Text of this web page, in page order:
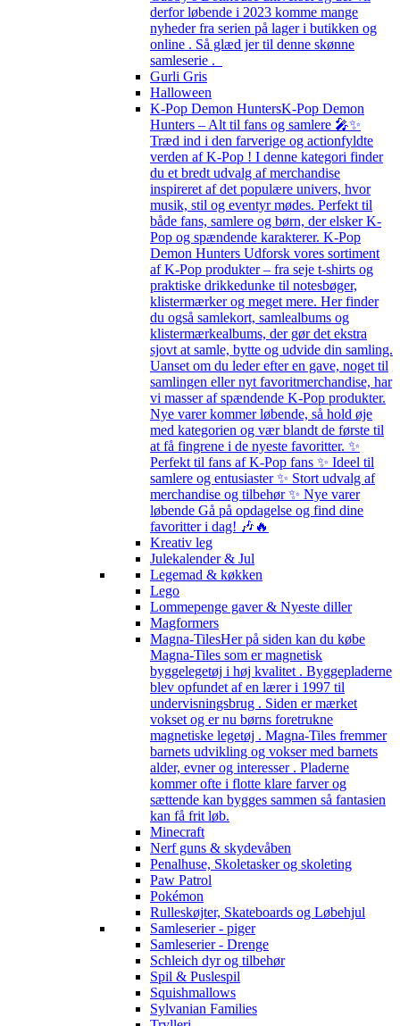
derfor løbende i 2023 komme mange
nyheder fra serien på lager i butikken og
online . Så glæd jer til denne skønne
samleserie .
Gurli Gris
Halloween
K-Pop Demon HuntersK-Pop Demon
Hunters – Alt til fans og samlere 🎤✨
Træd ind i den farverige og actionfyldte
verden af K-Pop ! I denne kategori finder
du et bredt udvalg af merchandise
inspireret af det populære univers, hvor
musik, stil og eventyr mødes. Perfekt til
både fans, samlere og børn, der elsker K-
Pop og spændende karakterer. K-Pop
Demon Hunters Udforsk vores sortiment
af K-Pop produkter – fra seje t-shirts og
praktiske drikkedunke til notesbøger,
klistermærker og meget mere. Her finder
du også samlekort, samlealbums og
klistermærkealbums, der gør det ekstra
sjovt at samle, bytte og udvide din samling.
Uanset om du leder efter en gave, noget til
samlingen eller nyt favoritmerchandise, har
vi masser af spændende K-Pop produkter.
Nye varer kommer løbende, så hold øje
med kategorien og vær blandt de første til
at få fingrene i de nyeste favoritter. ✨
Perfekt til fans af K-Pop fans ✨ Ideel til
samlere og entusiaster ✨ Stort udvalg af
merchandise og tilbehør ✨ Nye varer
løbende Gå på opdagelse og find dine
favoritter i dag! 🎶🔥
Kreativ leg
Julekalender & Jul
Legemad & køkken
Lego
Lommepenge gaver & Nyeste diller
Magformers
Magna-TilesHer på siden kan du købe
Magna-Tiles som er magnetisk
byggelegetøj i høj kvalitet . Byggepladerne
blev opfundet af en lærer i 1997 til
undervisningsbrug . Siden er mærket
vokset og er nu børns foretrukne
magnetiske legetøj . Magna-Tiles fremmer
barnets udvikling og vokser med barnets
alder, evner og interesser . Pladerne
kommer ofte i flotte klare farver og
sættende kan bygges sammen så fantasien
kan få frit løb.
Minecraft
Nerf guns & skydevåben
Penalhuse, Skoletasker og skoleting
Paw Patrol
Pokémon
Rulleskøjter, Skateboards og Løbehjul
Samleserier - piger
Samleserier - Drenge
Schleich dyr og tilbehør
Spil & Puslespil
Squishmallows
Sylvanian Families